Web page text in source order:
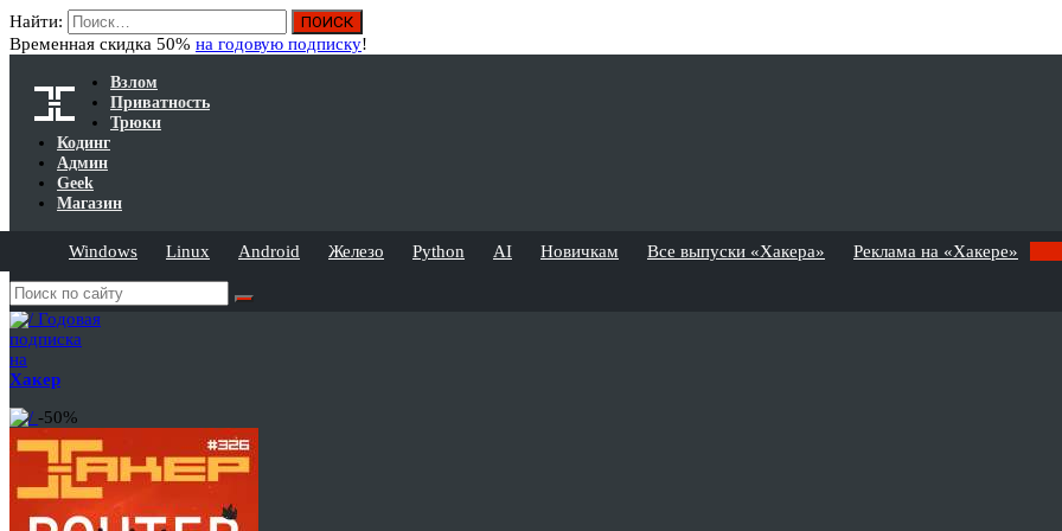
Найти:
Временная скидка 50% на годовую подписку!
Взлом
Приватность
Трюки
Кодинг
Админ
Geek
Магазин
Windows Linux Android Железо Python AI Новичкам Все выпуски «Хакера» Реклама на «Хакере»
Годовая
подписка
на
Хакер
-50%